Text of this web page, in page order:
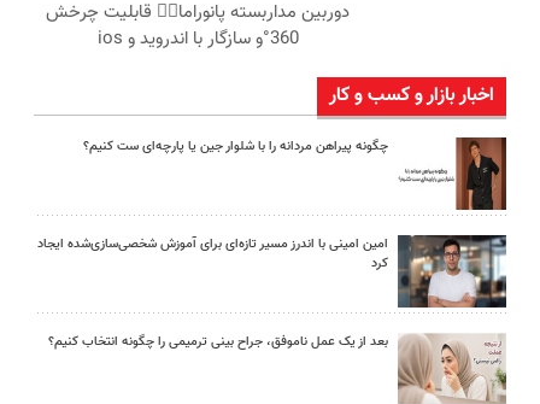
دوربین مداربسته پانوراما👈🏻 قابلیت چرخش
360°و سازگار با اندروید و ios
اخبار بازار و کسب و کار
چگونه پیراهن مردانه را با شلوار جین یا پارچه‌ای ست کنیم؟
امین امینی با اندرز مسیر تازه‌ای برای آموزش شخصی‌سازی‌شده ایجاد
کرد
بعد از یک عمل ناموفق، جراح بینی ترمیمی را چگونه انتخاب کنیم؟